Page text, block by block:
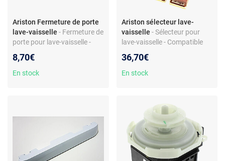
Ariston Fermeture de porte
lave-vaisselle - Fermeture de
porte pour lave-vaisselle -
Compatibilité Ariston/Indesit
- Pièce d’origine pour
8,70€
En stock
Ariston sélecteur lave-
vaisselle - Sélecteur pour
lave-vaisselle - Compatible
Réf. C00078582 - Pièce en
plastique
36,70€
En stock